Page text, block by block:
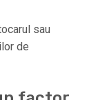
sau
de